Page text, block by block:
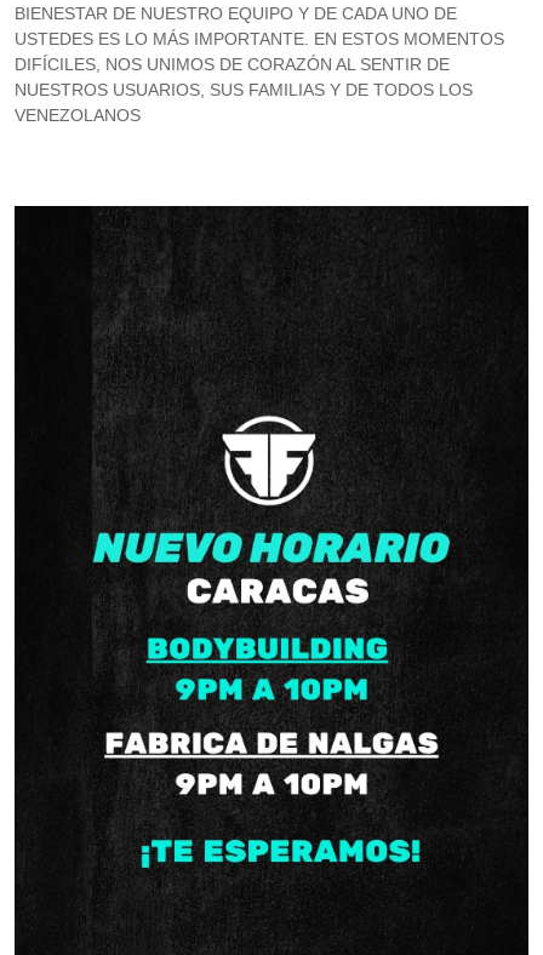
BIENESTAR DE NUESTRO EQUIPO Y DE CADA UNO DE
USTEDES ES LO MÁS IMPORTANTE. EN ESTOS MOMENTOS
DIFÍCILES, NOS UNIMOS DE CORAZÓN AL SENTIR DE
NUESTROS USUARIOS, SUS FAMILIAS Y DE TODOS LOS
VENEZOLANOS